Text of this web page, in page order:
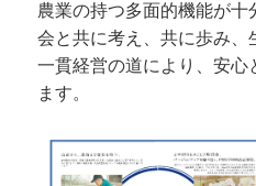
農業の持つ多面的機能が
会と共に考え、共に歩み
一貫経営の道により、安心
ます。